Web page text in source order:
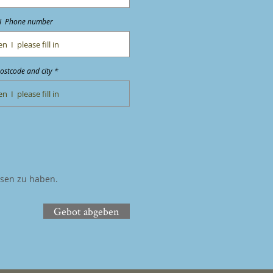
Phone number
and city *
zu haben.
Gebot abgeben